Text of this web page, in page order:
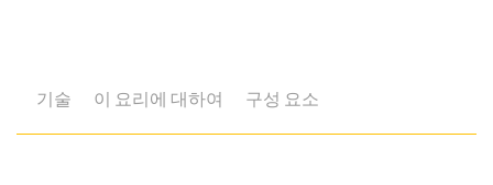
기술 이 요리에 대하여 구성 요소